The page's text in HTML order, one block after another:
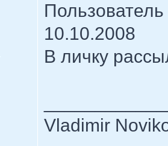
10.10.2008
В личку
Vladimir